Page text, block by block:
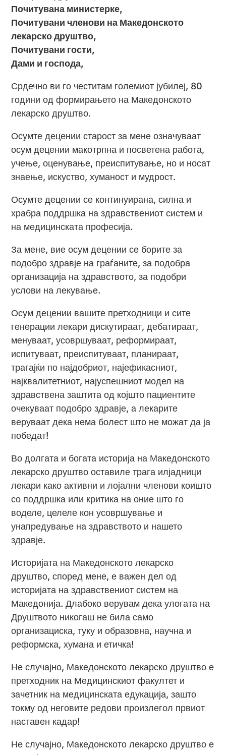
Почитувана министерке,
Почитувани членови на Македонското
лекарско друштво,
Почитувани гости,
Дами и господа,
Срдечно ви го честитам големиот јубилеј, 80
години од формирањето на Македонското
лекарско друштво.
Осумте децении старост за мене означуваат
осум децении макотрпна и посветена работа,
учење, оценување, преиспитување, но и носат
знаење, искуство, хуманост и мудрост.
Осумте децении се континуирана, силна и
храбра поддршка на здравствениот систем и
на медицинската професија.
За мене, вие осум децении се борите за
подобро здравје на граѓаните, за подобра
организација на здравството, за подобри
услови на лекување.
Осум децении вашите претходници и сите
генерации лекари дискутираат, дебатираат,
менуваат, усовршуваат, реформираат,
испитуваат, преиспитуваат, планираат,
трагајќи по најдобриот, најефикасниот,
најквалитетниот, најуспешниот модел на
здравствена заштита од којшто пациентите
очекуваат подобро здравје, а лекарите
веруваат дека нема болест што не можат да ја
победат!
Во долгата и богата историја на Македонското
лекарско друштво оставиле трага илјадници
лекари како активни и лојални членови коишто
со поддршка или критика на оние што го
воделе, целеле кон усовршување и
унапредување на здравството и нашето
здравје.
Историјата на Македонското лекарско
друштво, според мене, е важен дел од
историјата на здравствениот систем на
Македонија. Длабоко верувам дека улогата на
Друштвото никогаш не била само
организациска, туку и образовна, научна и
реформска, хумана и етичка!
Не случајно, Македонското лекарско друштво е
претходник на Медицинскиот факултет и
зачетник на медицинската едукација, зашто
токму од неговите редови произлегол првиот
наставен кадар!
Не случајно, Македонското лекарско друштво е